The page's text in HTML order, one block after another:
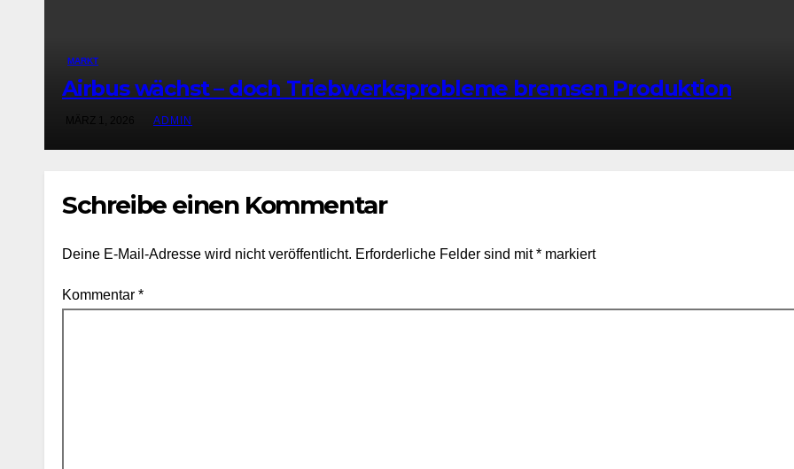
MARKT
Airbus wächst – doch Triebwerksprobleme bremsen Produktion
MÄRZ 1, 2026 ADMIN
Schreibe einen Kommentar
Deine E-Mail-Adresse wird nicht veröffentlicht. Erforderliche Felder sind mit* markiert
Kommentar *